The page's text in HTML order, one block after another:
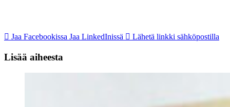
Jaa Facebookissa Jaa LinkedInissä Lähetä linkki sähköpostilla
Lisää aiheesta